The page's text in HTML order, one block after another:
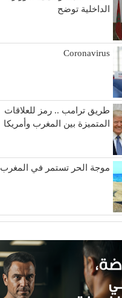
الداخلية توضح
Coronavirus
طريق ترامب .. رمز للعلاقات
المتميزة بين المغرب وأمريكا
موجة الحر تستمر في المغرب